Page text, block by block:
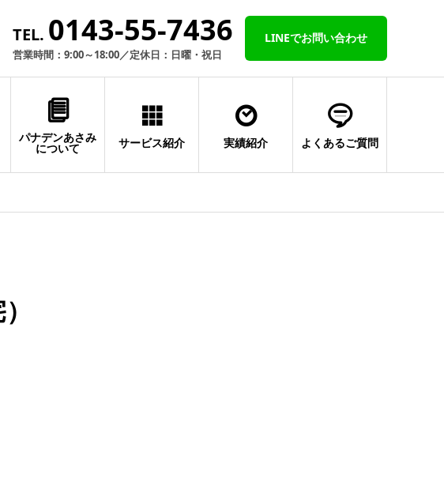
TEL. 0143-55-7436
営業時間：9:00～18:00／定休日：日曜・祝日
LINEでお問い合わせ
パナデンあさみ
について サービス紹介 実績紹介 よくあるご質問